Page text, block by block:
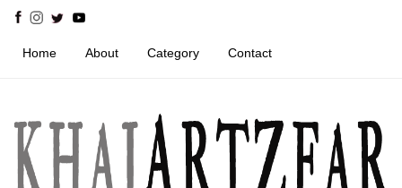
Home About Category Contact